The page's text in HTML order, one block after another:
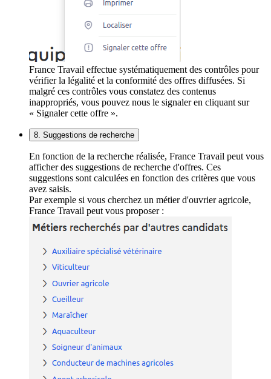
France Travail effectue systématiquement des contrôles pour
vérifier la légalité et la conformité des offres diffusées. Si
malgré ces contrôles vous constatez des contenus
inappropriés, vous pouvez nous le signaler en cliquant sur
« Signaler cette offre ».
8. Suggestions de recherche
En fonction de la recherche réalisée, France Travail peut vous
afficher des suggestions de recherche d'offres. Ces
suggestions sont calculées en fonction des critères que vous
avez saisis.
Par exemple si vous cherchez un métier d'ouvrier agricole,
France Travail peut vous proposer :